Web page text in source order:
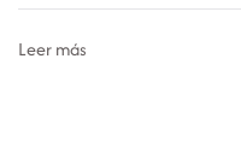
Leer más